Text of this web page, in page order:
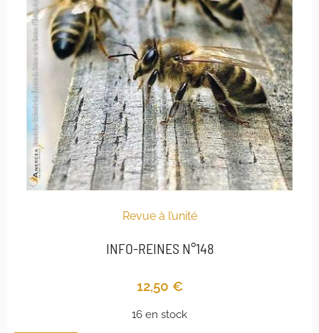
Revue à l’unité
INFO-REINES N°148
12,50 €
16 en stock